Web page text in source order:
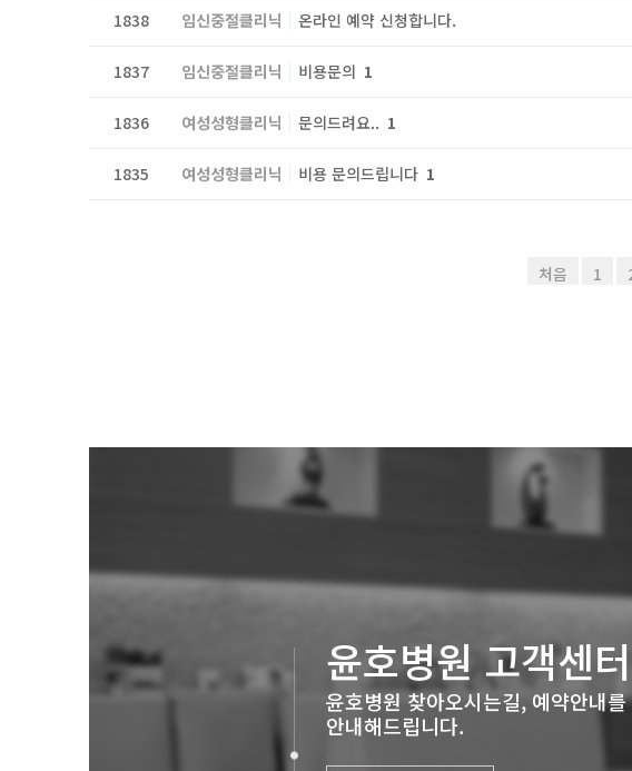
1838 임신중절클리닉 온라인 예약 신청합니다.
1837 임신중절클리닉 비용문의 1
1836 여성성형클리닉 문의드려요.. 1
1835 여성성형클리닉 비용 문의드립니다 1
처음 1
윤호병원 고객센터
윤호병원 찾아오시는길, 예약안내를
안내해드립니다.